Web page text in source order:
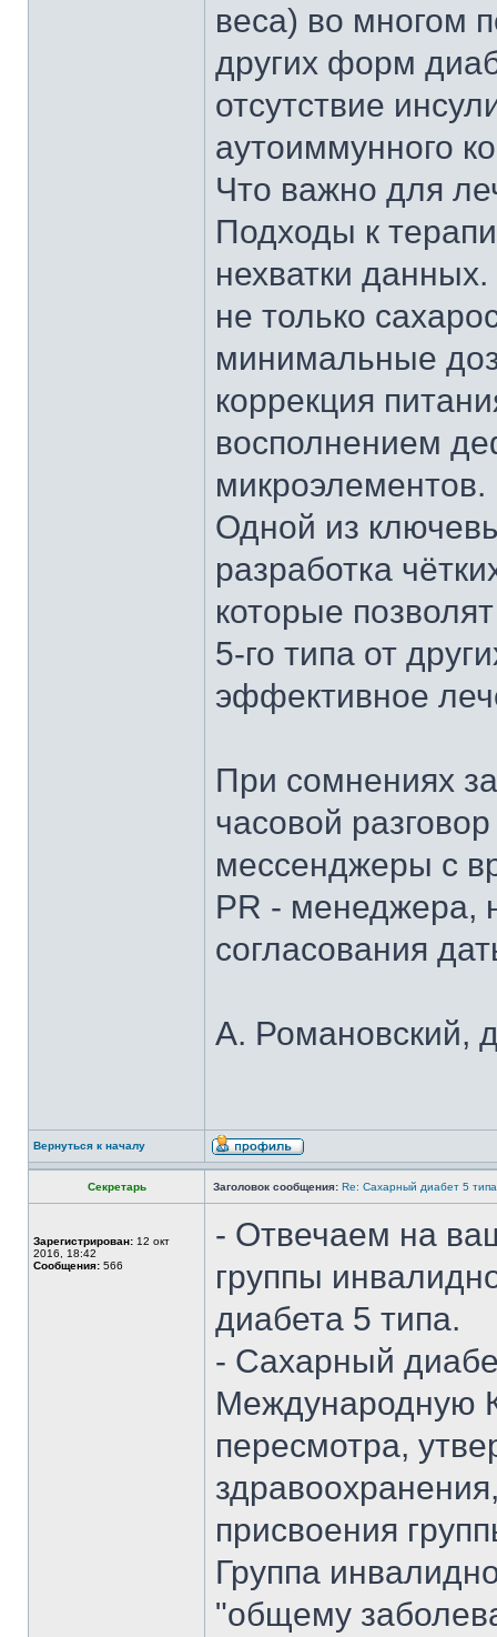
веса) во многом
других форм
отсутствие
аутоиммунного
Что важно для
Подходы к
нехватки
не только
минимальные
коррекция
восполнением
микроэлементов.
Одной из
разработка
которые
5-го типа от
эффективное
При сомнениях
часовой
мессенджеры с
PR - менеджера,
согласования
А. Романовский,
Вернуться к началу
Секретарь Заголовок сообщения: Re: Сахарный диабет 5 типа
Зарегистрирован: 12 окт
2016, 18:42
Сообщения: 566
- Отвечаем на
группы
диабета 5 типа.
- Сахарный
Международную
пересмотра,
присвоения
Группа
"общему